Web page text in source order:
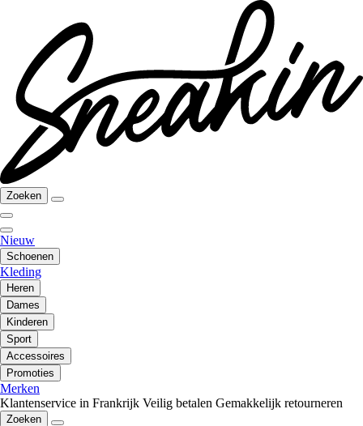
Zoeken
Nieuw
Schoenen
Kleding
Heren
Dames
Kinderen
Sport
Accessoires
Promoties
Merken
Klantenservice in Frankrijk Veilig betalen Gemakkelijk retourneren
Zoeken